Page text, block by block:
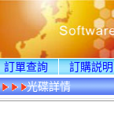
訂單查詢
訂購説明
光碟詳情